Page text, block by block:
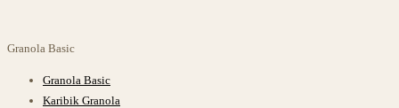
Granola Basic
Granola Basic
Karibik Granola